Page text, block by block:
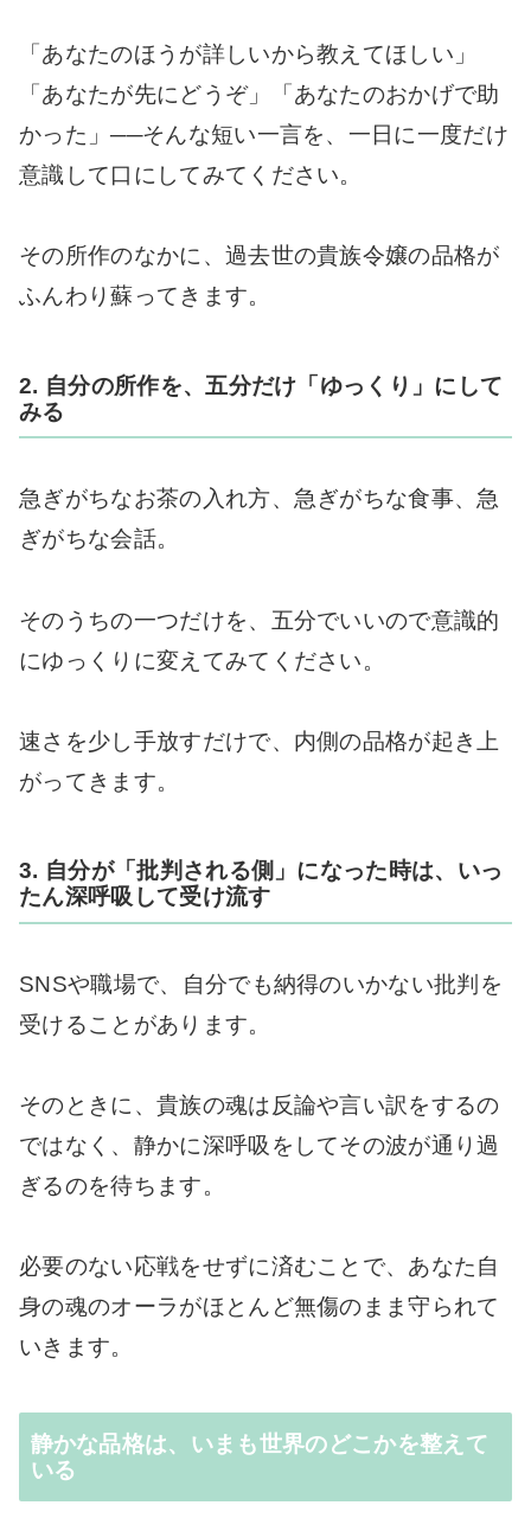
「あなたのほうが詳しいから教えてほしい」
「あなたが先にどうぞ」「あなたのおかげで助
かった」──そんな短い一言を、一日に一度だけ
意識して口にしてみてください。
その所作のなかに、過去世の貴族令嬢の品格が
ふんわり蘇ってきます。
2. 自分の所作を、五分だけ「ゆっくり」にして
みる
急ぎがちなお茶の入れ方、急ぎがちな食事、急
ぎがちな会話。
そのうちの一つだけを、五分でいいので意識的
にゆっくりに変えてみてください。
速さを少し手放すだけで、内側の品格が起き上
がってきます。
3. 自分が「批判される側」になった時は、いっ
たん深呼吸して受け流す
SNSや職場で、自分でも納得のいかない批判を
受けることがあります。
そのときに、貴族の魂は反論や言い訳をするの
ではなく、静かに深呼吸をしてその波が通り過
ぎるのを待ちます。
必要のない応戦をせずに済むことで、あなた自
身の魂のオーラがほとんど無傷のまま守られて
いきます。
静かな品格は、いまも世界のどこかを整えて
いる